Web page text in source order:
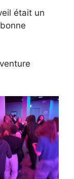
était un